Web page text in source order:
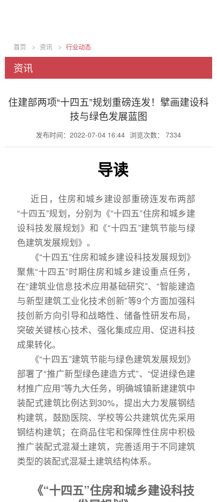
首页 > 资讯 > 行业动态
资讯
住建部两项“十四五”规划重磅连发！擘画建设科
技与绿色发展蓝图
发布时间：2022-07-04 16:44 浏览次数： 7334
导读
近日，住房和城乡建设部重磅连发布两部
“十四五”规划，分别为《“十四五”住房和城乡建
设科技发展规划》和《“十四五”建筑节能与绿
色建筑发展规划》。
《“十四五”住房和城乡建设科技发展规划》
聚焦“十四五”时期住房和城乡建设重点任务，
在“建筑业信息技术应用基础研究”、“智能建造
与新型建筑工业化技术创新”等9个方面加强科
技创新方向引导和战略性、储备性研发布局，
突破关键核心技术、强化集成应用、促进科技
成果转化。
《“十四五”建筑节能与绿色建筑发展规划》
部署了“推广新型绿色建造方式”、“促进绿色建
材推广应用”等九大任务，明确城镇新建建筑中
装配式建筑比例达到30%，提出大力发展钢结
构建筑，鼓励医院、学校等公共建筑优先采用
钢结构建筑；在商品住宅和保障性住房中积极
推广装配式混凝土建筑，完善适用于不同建筑
类型的装配式混凝土建筑结构体系。
《“十四五”住房和城乡建设科技